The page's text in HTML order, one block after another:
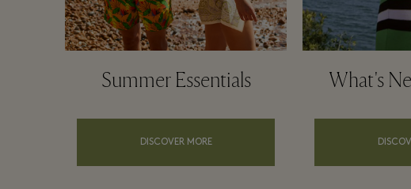
Summer Essentials
DISCOVER MORE
What's